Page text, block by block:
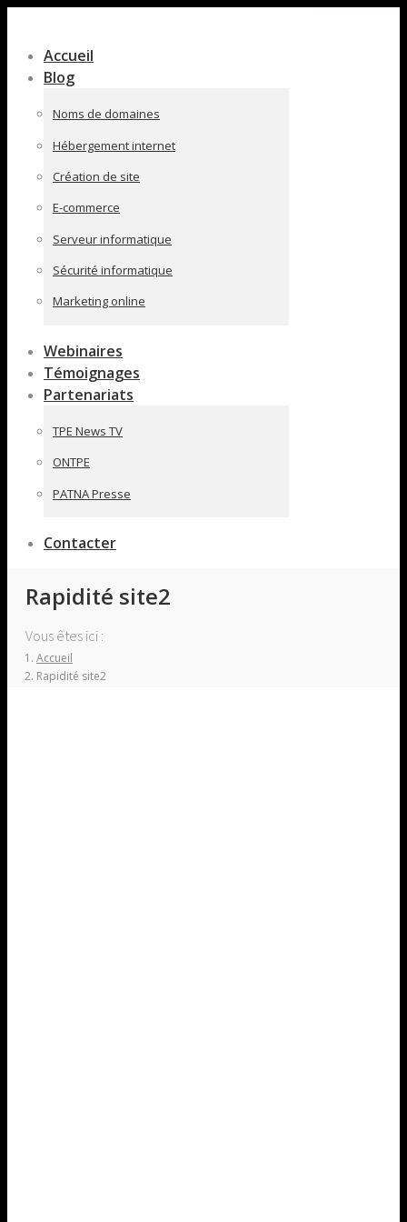
pleine
largeur
Accueil
Blog
Noms de domaines
Hébergement internet
Création de site
E-commerce
Serveur informatique
Sécurité informatique
Marketing online
Webinaires
Témoignages
Partenariats
TPE News TV
ONTPE
PATNA Presse
Contacter
Rapidité site2
Vous êtes ici :
Accueil
Rapidité site2